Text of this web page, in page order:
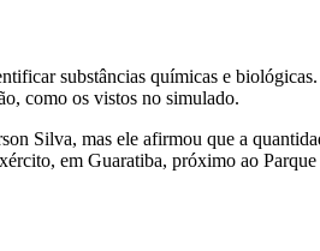
substâncias químicas e
como os vistos no simulado.
Silva, mas ele afirmou que a
em Guaratiba, próximo ao